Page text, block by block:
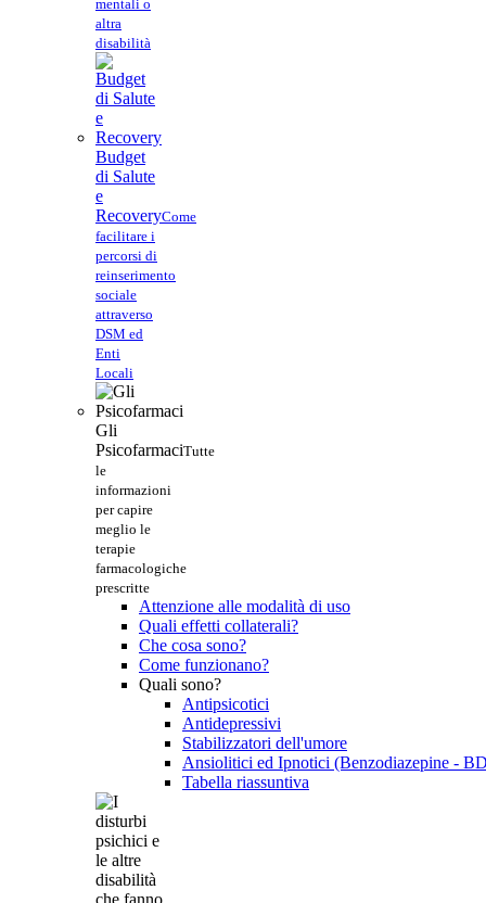
mentali o
altra
disabilità
Budget
di Salute
e
RecoveryCome
facilitare i
percorsi di
reinserimento
sociale
attraverso
DSM ed
Enti
Locali
Gli
PsicofarmaciTutte
le
informazioni
per capire
meglio le
terapie
farmacologiche
prescritte
Attenzione alle modalità di uso
Quali effetti collaterali?
Che cosa sono?
Come funzionano?
Quali sono?
Antipsicotici
Antidepressivi
Stabilizzatori dell'umore
Ansiolitici ed Ipnotici (Benzodiazepine -
Tabella riassuntiva